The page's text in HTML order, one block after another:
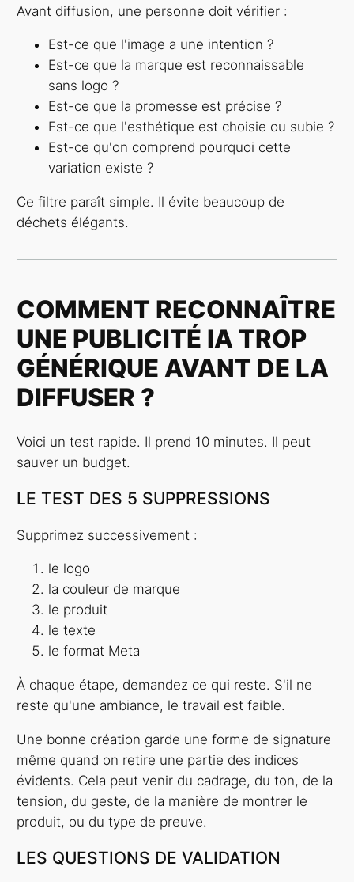
Avant diffusion, une personne doit vérifier :
Est-ce que l'image a une intention ?
Est-ce que la marque est reconnaissable
sans logo ?
Est-ce que la promesse est précise ?
Est-ce que l'esthétique est choisie ou subie ?
Est-ce qu'on comprend pourquoi cette
variation existe ?
Ce filtre paraît simple. Il évite beaucoup de
déchets élégants.
COMMENT RECONNAÎTRE
UNE PUBLICITÉ IA TROP
GÉNÉRIQUE AVANT DE LA
DIFFUSER ?
Voici un test rapide. Il prend 10 minutes. Il peut
sauver un budget.
LE TEST DES 5 SUPPRESSIONS
Supprimez successivement :
le logo
la couleur de marque
le produit
le texte
le format Meta
À chaque étape, demandez ce qui reste. S'il ne
reste qu'une ambiance, le travail est faible.
Une bonne création garde une forme de signature
même quand on retire une partie des indices
évidents. Cela peut venir du cadrage, du ton, de la
tension, du geste, de la manière de montrer le
produit, ou du type de preuve.
LES QUESTIONS DE VALIDATION